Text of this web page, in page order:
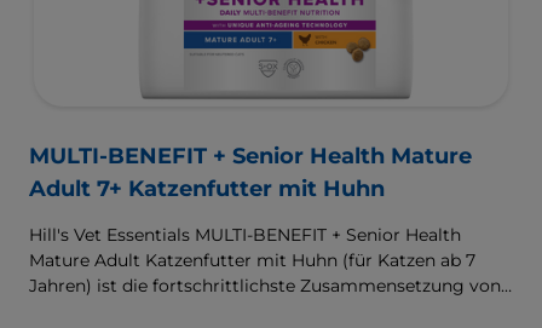
MULTI-BENEFIT + Senior Health Mature
Adult 7+ Katzenfutter mit Huhn
Hill's Vet Essentials MULTI-BENEFIT + Senior Health
Mature Adult Katzenfutter mit Huhn (für Katzen ab 7
Jahren) ist die fortschrittlichste Zusammensetzung von